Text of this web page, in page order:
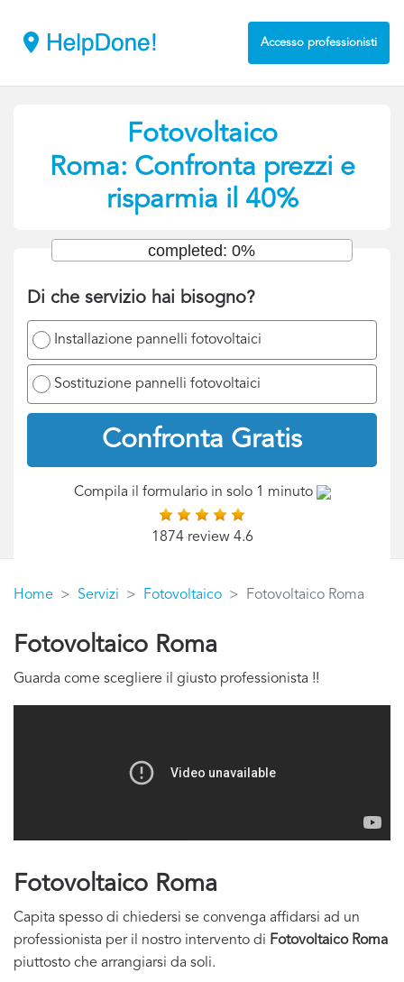
Accesso professionisti
Fotovoltaico
Roma: Confronta prezzi e
risparmia il 40%
Di che servizio hai bisogno?
Installazione pannelli fotovoltaici
Sostituzione pannelli fotovoltaici
Confronta Gratis
completed: 0%
Compila il formulario in solo 1 minuto
1874 review 4.6
Home Servizi Fotovoltaico Fotovoltaico Roma
Fotovoltaico Roma
Guarda come scegliere il giusto professionista !!
Fotovoltaico Roma
Capita spesso di chiedersi se convenga affidarsi ad un
professionista per il nostro intervento di Fotovoltaico Roma
piuttosto che arrangiarsi da soli.